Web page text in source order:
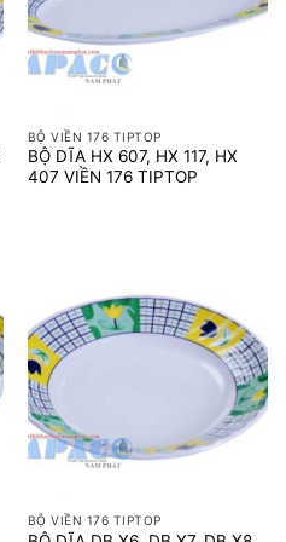
BỘ VIỀN 176 TIPTOP
BỘ DĨA HX 607, HX 117, HX
407 VIỀN 176 TIPTOP
BỘ VIỀN 176 TIPTOP